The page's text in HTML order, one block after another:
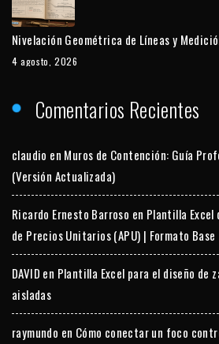
Nivelación Geométrica de Líneas y
4 agosto, 2026
Comentarios Recientes
claudio en Muros de Contención: Guía
(Versión Actualizada)
Ricardo Ernesto Barroso en Plantilla Excel
de Precios Unitarios (APU) | Formato Base
DAVID en Plantilla Excel para el diseño de
aisladas
raymundo en Cómo conectar un foco